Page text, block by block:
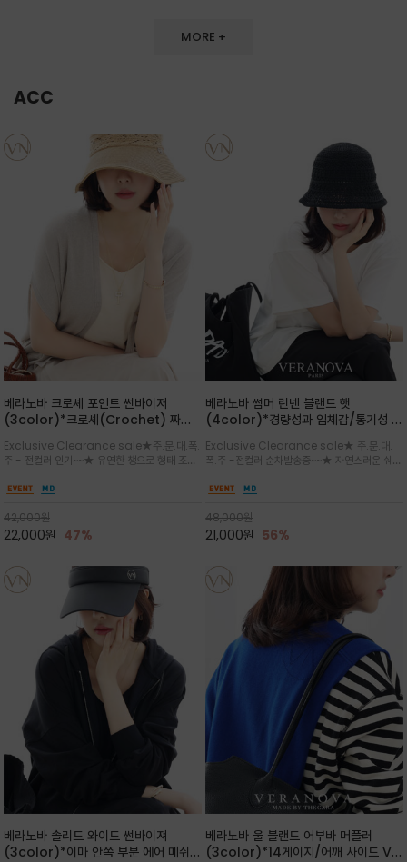
MORE +
ACC
베라노바 크로셰 포인트 썬바이저
(3color)*크로셰(Crochet) 짜임
미닌한 무드를 연출/벨크로 타입이라 휴
대도 간편
Exclusive Clearance sale★주.문.대.폭.
주 - 전컬러 인기~~★ 유연한 챙으로 형태 조절
말아 휴대하기 좋고, 챙의 모양을 살짝 바꿀 수 있
용성을 모두 갖춘 아이템
42,000원
22,000원 47%
베라노바 썸머 린넨 블랜드 햇
(4color)*경량성과 입체감/통기성 좋
쾌적하게 착용/ 뒷트임 있어서 헤어스타
일링에도 편하게 쓰실수 있습니다
Exclusive Clearance sale★ 주.문.대.
폭.주 -전컬러 순차발송중~~★ 자연스러운 쉐입
련된 포인트/베이직한 컬러 구성으로 어떤 스타
용도 높은 아이템
48,000원
21,000원 56%
베라노바 솔리드 와이드 썬바이져
(3color)*이마 안쪽 부분 에어 메쉬
베라노바 울 블랜드 어부바 머플러
(3color)*14게이지/어깨 사이드 VN